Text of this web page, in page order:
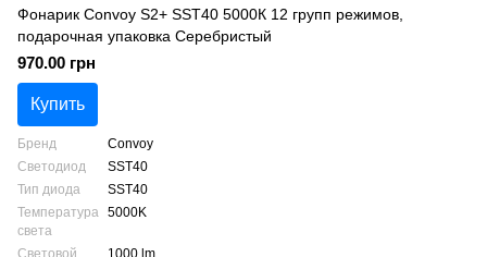
Фонарик Convoy S2+ SST40 5000К 12 групп режимов,
подарочная упаковка Серебристый
970.00 грн
Купить
Бренд
Convoy
Светодиод
SST40
Тип диода
SST40
Температура
света
5000K
Световой 1000 lm